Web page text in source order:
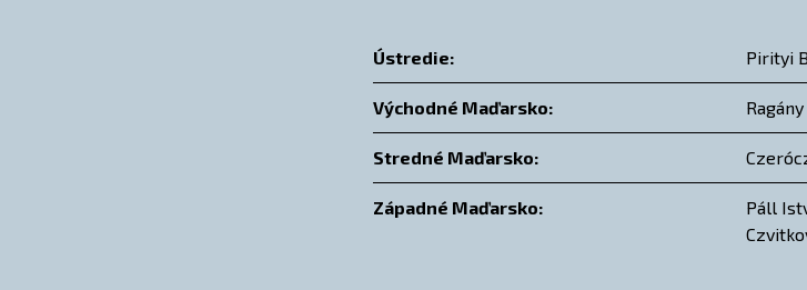
Ústredie: Pirityi
Východné Maďarsko:
Stredné Maďarsko:
Západné Maďarsko:
Páll